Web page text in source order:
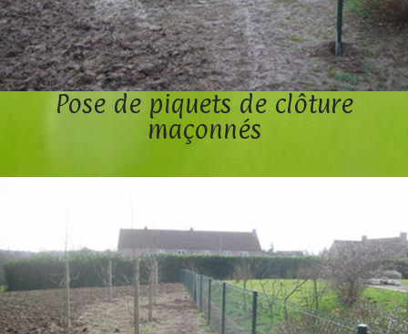
Pose de piquets de clôture
maçonnés